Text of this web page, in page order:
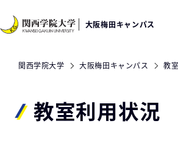
大阪梅田キャンパス
関西学院大学 大阪梅田キャンパス 教
教室利用状況